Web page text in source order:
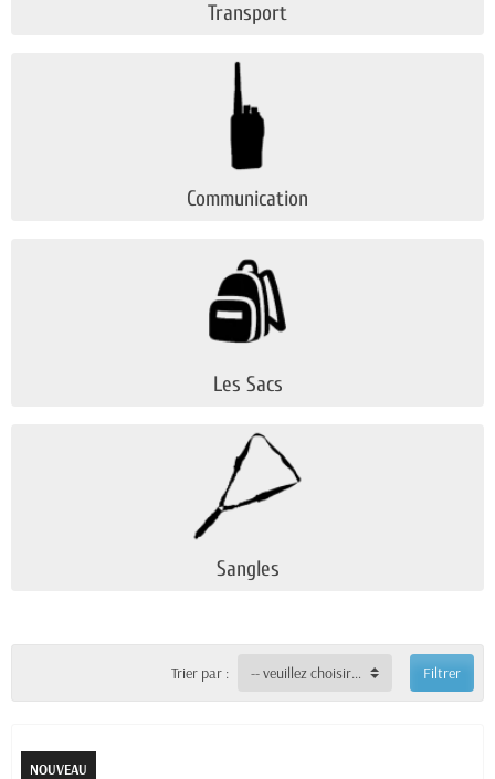
Transport
Communication
Les Sacs
Sangles
Trier par : -- veuillez choisir -- Filtrer
NOUVEAU